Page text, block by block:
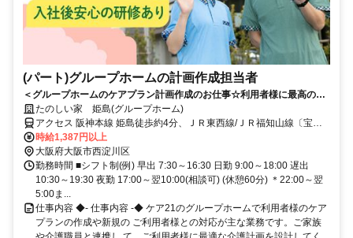
(パート)グループホームの計画作成担当者
＜グループホームのケアプラン計画作成のお仕事☆利用者様に最高のサ
ービスを提供＞ケア21が運営するグループホームで計画作成担当者のお
仕事！介護もお手伝いいただくので現場の実状の理解にも繋がります。
たのしい家 姫島(グループホーム)
アクセス 阪神本線 姫島徒歩約4分、ＪＲ東西線/ＪＲ福知山線〔宝塚
線〕 御幣島8a口徒歩約8分、ＪＲ東海道本線 塚本西口徒歩約19分 阪
神本線「姫島」駅から徒歩約4分
時給1,387円以上
大阪府大阪市西淀川区
勤務時間 ■シフト制(例) 早出 7:30～16:30 日勤 9:00～18:00 遅出
10:30～19:30 夜勤 17:00～翌10:00(相談可) (休憩60分) ＊22:00～翌
5:00ま...
仕事内容 ◆- 仕事内容 -◆ ケア21のグループホームで利用者様のケア
プランの作成や新規の ご利用者様との対応が主な業務です。ご家族